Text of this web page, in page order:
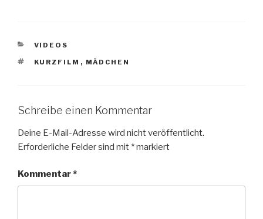
KATEGORIEN
VIDEOS
SCHLAGWÖRTER
KURZFILM , MÄDCHEN
Schreibe einen Kommentar
Deine E-Mail-Adresse wird nicht veröffentlicht.
Erforderliche Felder sind mit *markiert
Kommentar*